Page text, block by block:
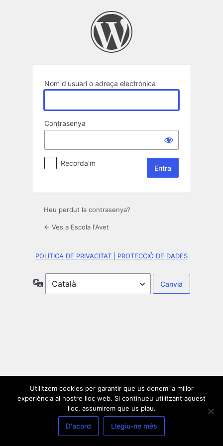
Nom d'usuari o adreça electrònica
Contrasenya
Recorda'm
Heu perdut la contrasenya?
← Ves a Escola l'Avet
POLÍTICA DE PRIVACITAT | PROTECCIÓ DE DADES
Idioma
Utilitzem cookies per garantir que us donem la millor
experiència al nostre lloc web. Si continueu utilitzant aquest
lloc, assumirem que us plau.
D'acord Llegiu-ne més